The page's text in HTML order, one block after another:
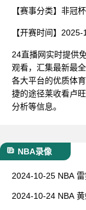
【赛事分类】 非冠杯
【开赛时间】 2025-
24直播网实时提供
观看，汇集最新最
各大平台的优质体
捷的途径莱收看卢
分析等信息。
NBA录像
2024-10-25 NBA
2024-10-24 NBA